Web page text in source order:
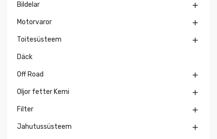
Bildelar 
Motorvaror 
Toitesüsteem 
Däck
Off Road 
Oljor fetter Kemi 
Filter 
Jahutussüsteem 